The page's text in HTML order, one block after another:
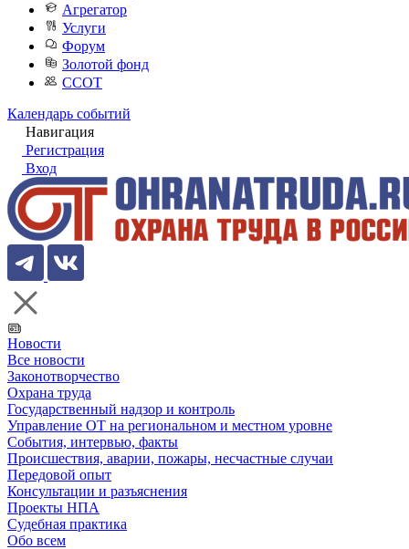
Агрегатор
Услуги
Форум
Золотой фонд
ССОТ
Календарь событий
Навигация
Регистрация
Вход
Новости
Все новости
Законотворчество
Охрана труда
Государственный надзор и контроль
Управление ОТ на региональном и местном уровне
События, интервью, факты
Происшествия, аварии, пожары, несчастные случаи
Передовой опыт
Консультации и разъяснения
Проекты НПА
Судебная практика
Обо всем